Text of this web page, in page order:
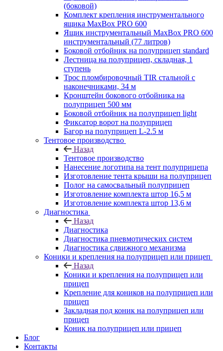
(боковой)
Комплект крепления инструментального
ящика MaxBox PRO 600
Ящик инструментальный MaxBox PRO 600
инструментальный (77 литров)
Боковой отбойник на полуприцеп standard
Лестница на полуприцеп, складная, 1
ступень
Трос пломбировочный TIR стальной с
наконечниками, 34 м
Кронштейн бокового отбойника на
полуприцеп 500 мм
Боковой отбойник на полуприцеп light
Фиксатор ворот на полуприцеп
Багор на полуприцеп L-2.5 м
Тентовое производство
Назад
Тентовое производство
Нанесение логотипа на тент полуприцепа
Изготовление тента крыши на полуприцеп
Полог на самосвальный полуприцеп
Изготовление комплекта штор 16,5 м
Изготовление комплекта штор 13,6 м
Диагностика
Назад
Диагностика
Диагностика пневмотических систем
Диагностика сдвижного механизма
Коники и крепления на полуприцеп или прицеп
Назад
Коники и крепления на полуприцеп или
прицеп
Крепление для коников на полуприцеп или
прицеп
Закладная под коник на полуприцеп или
прицеп
Коник на полуприцеп или прицеп
Блог
Контакты